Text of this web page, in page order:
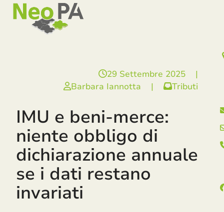
SkipOpen
mobile
menu
Close
mobile
menu
29 Settembre 2025
|
Barbara Iannotta
| Tributi
IMU e beni-merce:
niente obbligo di
dichiarazione annuale
se i dati restano
invariati